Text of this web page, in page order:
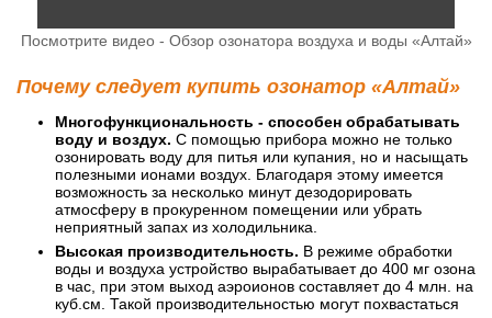
Посмотрите видео - Обзор озонатора воздуха и воды «Алтай»
Почему следует купить озонатор «Алтай»
Многофункциональность - способен обрабатывать
воду и воздух. С помощью прибора можно не только
озонировать воду для питья или купания, но и насыщать
полезными ионами воздух. Благодаря этому имеется
возможность за несколько минут дезодорировать
атмосферу в прокуренном помещении или убрать
неприятный запах из холодильника.
Высокая производительность. В режиме обработки
воды и воздуха устройство вырабатывает до 400 мг озона
в час, при этом выход аэроионов составляет до 4 млн. на
куб.см. Такой производительностью могут похвастаться